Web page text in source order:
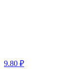
9.80 ₽